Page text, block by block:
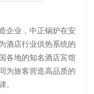
企业，中正锅炉在安
酒店行业供热系统的
各地的知名酒店宾馆
为旅客营造高品质的